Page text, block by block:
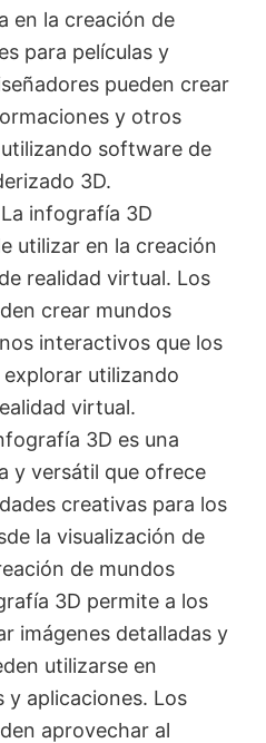
en la creación de
para películas y
pueden crear
y otros
software de
3D.
infografía 3D
utilizar en la creación
realidad virtual. Los
crear mundos
interactivos que los
utilizando
virtual.
3D es una
y versátil que ofrece
creativas para los
la visualización de
de mundos
3D permite a los
imágenes detalladas y
utilizarse en
y aplicaciones. Los
aprovechar al